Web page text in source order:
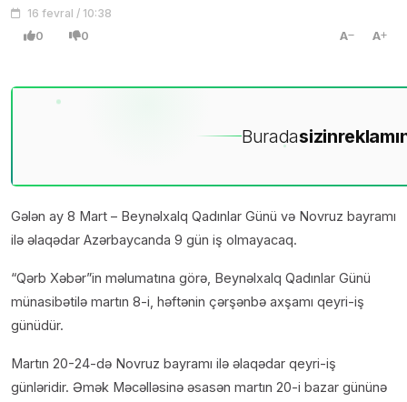
16 fevral / 10:38
0 0 A A
Buradasizin
Gələn ay 8 Mart – Beynəlxalq Qadınlar Günü və Novruz bayramı
ilə əlaqədar Azərbaycanda 9 gün iş olmayacaq.
“Qərb Xəbər”in məlumatına görə, Beynəlxalq Qadınlar Günü
münasibətilə martın 8-i, həftənin çərşənbə axşamı qeyri-iş
günüdür.
Martın 20-24-də Novruz bayramı ilə əlaqədar qeyri-iş
günləridir. Əmək Məcəlləsinə əsasən martın 20-i bazar gününə